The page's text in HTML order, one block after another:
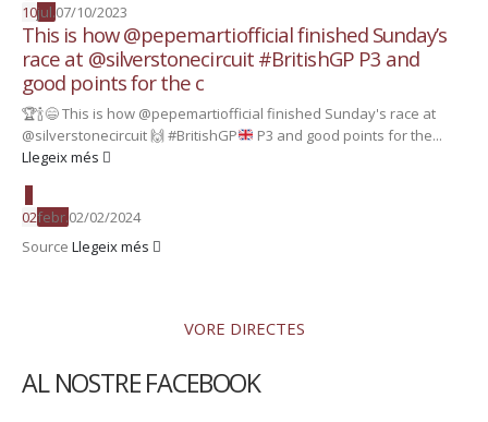
10jul.07/10/2023
This is how @pepemartiofficial finished Sunday’s
race at @silverstonecircuit #BritishGP P3 and
good points for the c
🏆🍾😄This is how @pepemartiofficial finished Sunday's race at
@silverstonecircuit🙌#BritishGP
P3 and good points for the...
Llegeix més
02febr.02/02/2024
Source Llegeix més
VORE DIRECTES
AL NOSTRE FACEBOOK